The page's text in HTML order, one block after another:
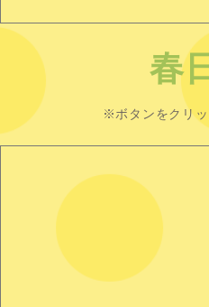
春
※ボタンをクリ